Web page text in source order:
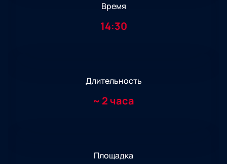
Время
14:30
Длительность
~ 2 часа
Площадка